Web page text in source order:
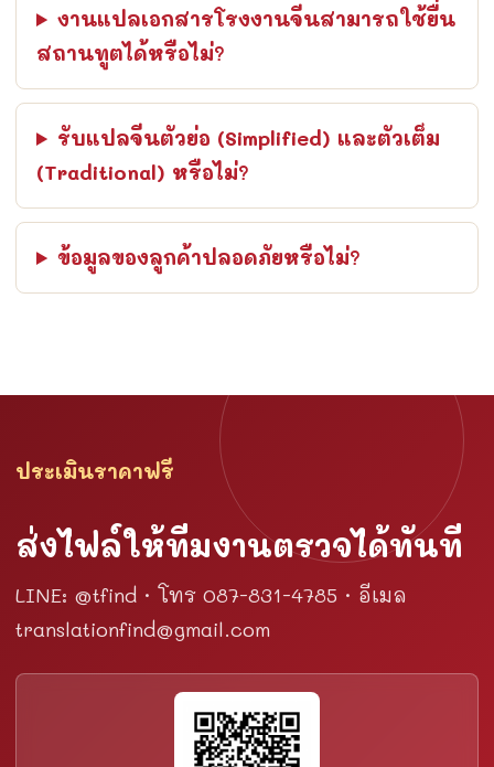
งานแปลเอกสารโรงงานจีนสามารถใช้ยื่น
สถานทูตได้หรือไม่?
รับแปลจีนตัวย่อ (Simplified) และตัวเต็ม
(Traditional) หรือไม่?
ข้อมูลของลูกค้าปลอดภัยหรือไม่?
ประเมินราคาฟรี
ส่งไฟล์ให้ทีมงานตรวจได้ทันที
LINE: @tfind · โทร 087-831-4785 · อีเมล
translationfind@gmail.com